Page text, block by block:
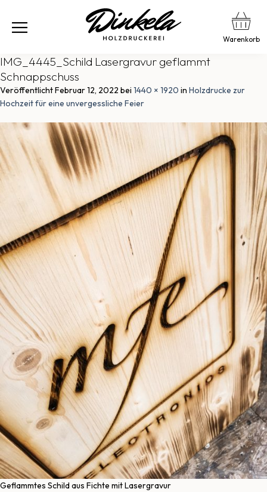
Warenkorb
IMG_4445_Schild Lasergravur geflammt
Schnappschuss
VeröffentlichtFebruar 12, 2022 bei 1440 × 1920 in Holzdrucke zur
Hochzeit für eine unvergessliche Feier
Geflammtes Schild aus Fichte mit Lasergravur